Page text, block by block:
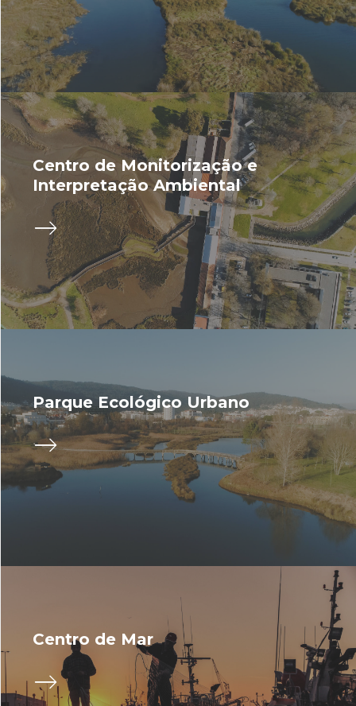
Centro de Monitorização e
Interpretação Ambiental
Parque Ecológico Urbano
Centro de Mar